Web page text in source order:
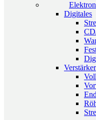
Digitales
Verstärker